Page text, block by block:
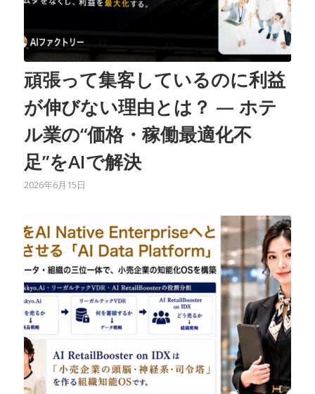
頑張って集客しているのに利益
が伸びない理由とは？ — ホテ
ル業の“価格・稼働最適化不
足”をAIで解決
2026年6月15日